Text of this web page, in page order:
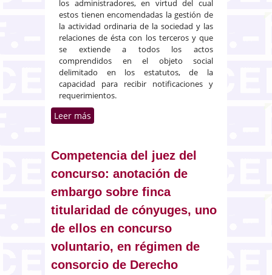
los administradores, en virtud del cual
estos tienen encomendadas la gestión de
la actividad ordinaria de la sociedad y las
relaciones de ésta con los terceros y que
se extiende a todos los actos
comprendidos en el objeto social
delimitado en los estatutos, de la
capacidad para recibir notificaciones y
requerimientos.
Leer más
administrador mancomunado
Competencia del juez del
concurso: anotación de
embargo sobre finca
titularidad de cónyuges, uno
de ellos en concurso
voluntario, en régimen de
consorcio de Derecho